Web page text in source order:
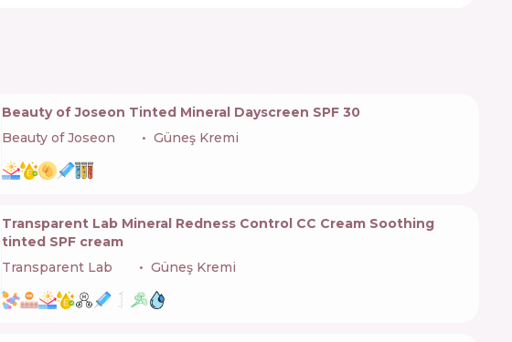
Beauty of Joseon Tinted Mineral Dayscreen SPF 30
Beauty of Joseon
Güneş Kremi
Transparent Lab Mineral Redness Control CC Cream Soothing
tinted SPF cream
Transparent Lab
Güneş Kremi